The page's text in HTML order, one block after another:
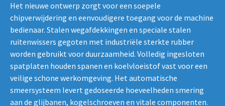
Het nieuwe ontwerp zorgt voor een soepele
chipverwijdering en eenvoudigere toegang voor de machine
bedienaar. Stalen wegafdekkingen en speciale stalen
ruitenwissers gegoten met industriële sterkte rubber
worden gebruikt voor duurzaamheid. Volledig ingesloten
spatplaten houden spanen en koelvloeistof vast voor een
veilige schone werkomgeving. Het automatische
smeersysteem levert gedoseerde hoeveelheden smering
aan de glijbanen, kogelschroeven en vitale componenten.